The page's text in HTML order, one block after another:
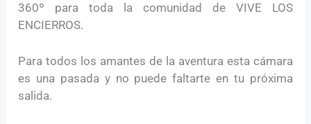
360º para toda la comunidad de VIVE LOS
ENCIERROS.
Para todos los amantes de la aventura esta cámara
es una pasada y no puede faltarte en tu próxima
salida.